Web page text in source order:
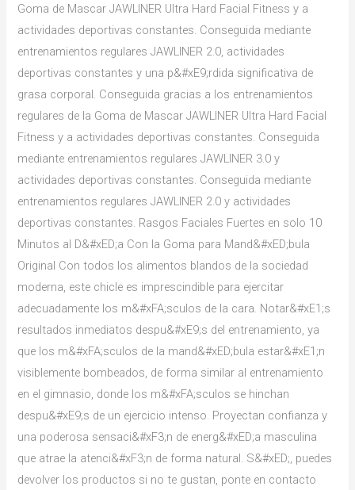
Goma de Mascar JAWLINER Ultra Hard Facial Fitness y a
actividades deportivas constantes. Conseguida mediante
entrenamientos regulares JAWLINER 2.0, actividades
deportivas constantes y una p&#xE9;rdida significativa de
grasa corporal. Conseguida gracias a los entrenamientos
regulares de la Goma de Mascar JAWLINER Ultra Hard Facial
Fitness y a actividades deportivas constantes. Conseguida
mediante entrenamientos regulares JAWLINER 3.0 y
actividades deportivas constantes. Conseguida mediante
entrenamientos regulares JAWLINER 2.0 y actividades
deportivas constantes. Rasgos Faciales Fuertes en solo 10
Minutos al D&#xED;a Con la Goma para Mand&#xED;bula
Original Con todos los alimentos blandos de la sociedad
moderna, este chicle es imprescindible para ejercitar
adecuadamente los m&#xFA;sculos de la cara. Notar&#xE1;s
resultados inmediatos despu&#xE9;s del entrenamiento, ya
que los m&#xFA;sculos de la mand&#xED;bula estar&#xE1;n
visiblemente bombeados, de forma similar al entrenamiento
en el gimnasio, donde los m&#xFA;sculos se hinchan
despu&#xE9;s de un ejercicio intenso. Proyectan confianza y
una poderosa sensaci&#xF3;n de energ&#xED;a masculina
que atrae la atenci&#xF3;n de forma natural. S&#xED;, puedes
devolver los productos si no te gustan, ponte en contacto